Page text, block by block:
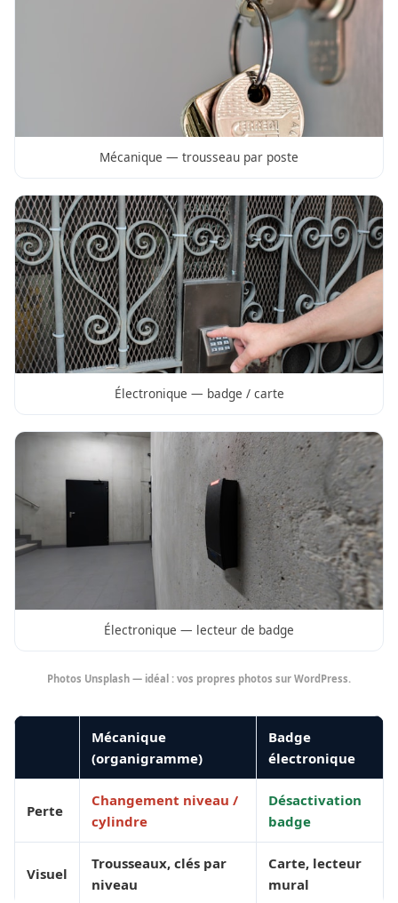
Mécanique — trousseau par poste
Électronique — badge / carte
Électronique — lecteur de badge
Photos Unsplash — idéal : vos propres photos sur WordPress.
Mécanique
(organigramme)
Badge
électronique
Perte
Changement niveau /
cylindre
Désactivation
badge
Visuel
Trousseaux, clés par
niveau
Carte, lecteur
mural